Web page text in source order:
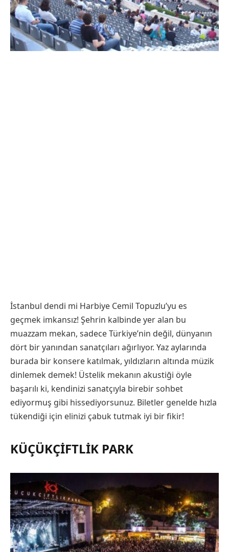
İstanbul dendi mi Harbiye Cemil Topuzlu’yu es
geçmek imkansız! Şehrin kalbinde yer alan bu
muazzam mekan, sadece Türkiye’nin değil, dünyanın
dört bir yanından sanatçıları ağırlıyor. Yaz aylarında
burada bir konsere katılmak, yıldızların altında müzik
dinlemek demek! Üstelik mekanın akustiği öyle
başarılı ki, kendinizi sanatçıyla birebir sohbet
ediyormuş gibi hissediyorsunuz. Biletler genelde hızla
tükendiği için elinizi çabuk tutmak iyi bir fikir!
KÜÇÜKÇIFTLIK PARK